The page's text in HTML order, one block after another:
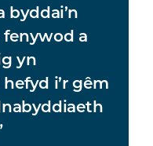
a
yn
i’r gêm